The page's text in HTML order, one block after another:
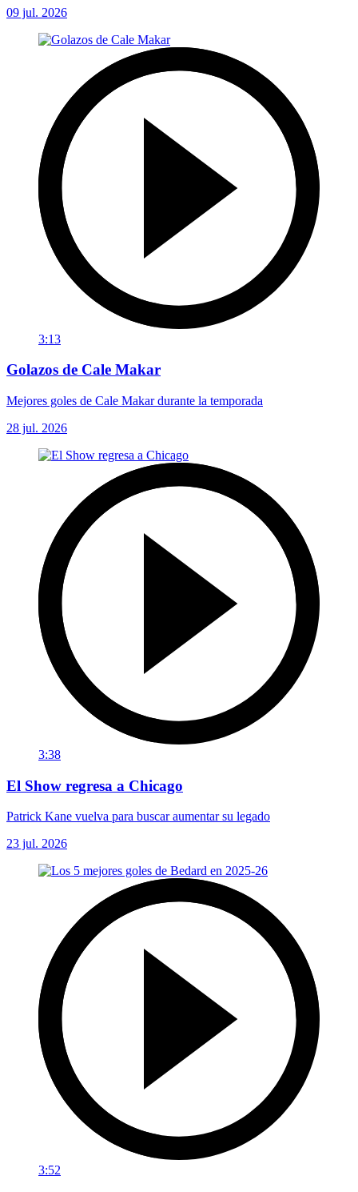
09 jul. 2026
3:13
Golazos de Cale Makar
Mejores goles de Cale Makar durante la temporada
28 jul. 2026
3:38
El Show regresa a Chicago
Patrick Kane vuelva para buscar aumentar su legado
23 jul. 2026
3:52